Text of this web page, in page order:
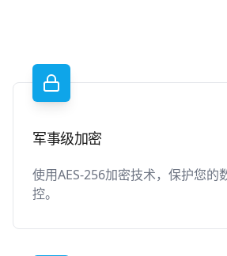
军事级加密
使用AES-256加密技术，保护您的
控。